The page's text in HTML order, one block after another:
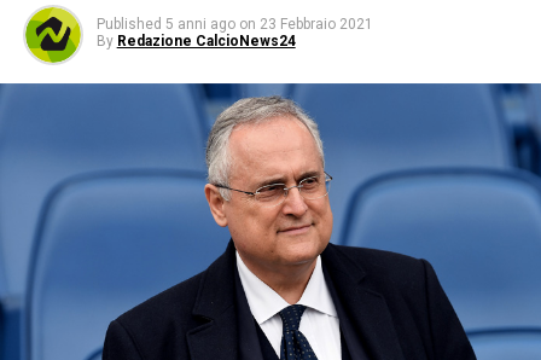
Published 5 anni ago on 23 Febbraio 2021
By Redazione CalcioNews24